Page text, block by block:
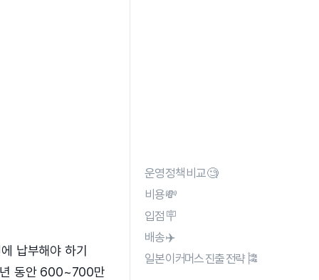
납부해야 하기
년 동안 600~700만
운영 정책 비교 🧐
비용 💸
입점 🪧
배송 ✈️
일본 이커머스 진출 전략 🎏